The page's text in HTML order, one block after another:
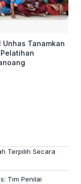
Unhas Tanamkan
Terpilih Secara
Tim Penilai